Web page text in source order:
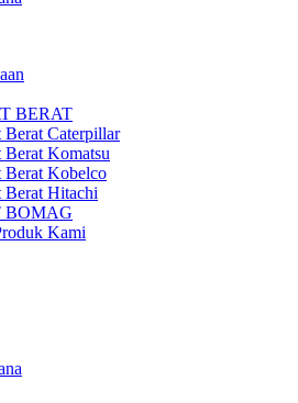
BERAT
Berat Caterpillar
Berat Komatsu
Berat Kobelco
Berat Hitachi
BOMAG
Kami